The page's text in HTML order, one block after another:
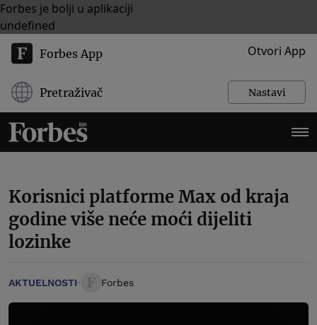
Forbes je bolji u aplikaciji
undefined
Forbes App Otvori App
Pretraživač Nastavi
Korisnici platforme Max od kraja
godine više neće moći dijeliti
lozinke
AKTUELNOSTI Forbes